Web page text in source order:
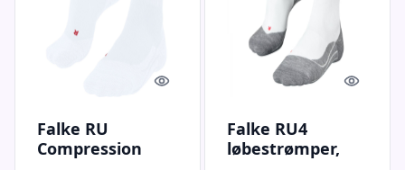
Quick look
Falke RU
Compression
Quick
Falke RU4
løbestrømper,